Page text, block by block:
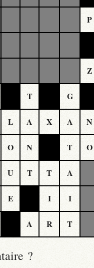
P
Z
T G
L A X A N
O N T O
U T T A
E I I
A R T
?